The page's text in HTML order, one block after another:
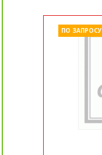
ПО ЗАПРОСУ